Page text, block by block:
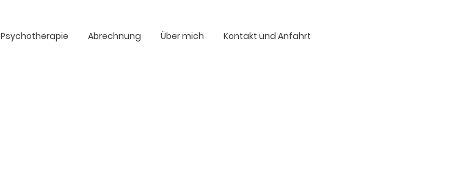
Psychotherapie Abrechnung Über mich Kontakt und Anfahrt